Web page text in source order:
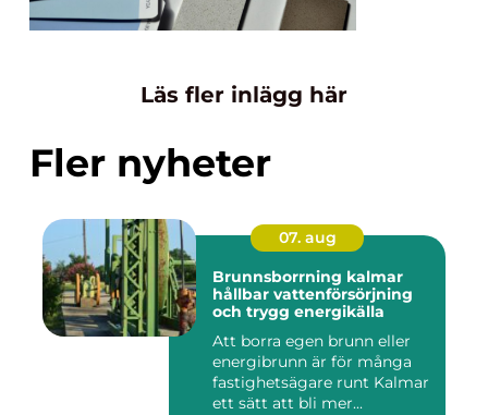
Läs fler inlägg här
Fler nyheter
07. aug
Brunnsborrning kalmar
hållbar vattenförsörjning
och trygg energikälla
Att borra egen brunn eller
energibrunn är för många
fastighetsägare runt Kalmar
ett sätt att bli mer...